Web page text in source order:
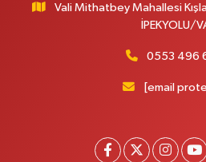
SERHAT MAHALLESİ CUMHURİYET
ECIVILCOCUKMAGAZASIKARSISI
Vali Mithatbey Mahallesi
İPEKYOLU/
0553 496
[email